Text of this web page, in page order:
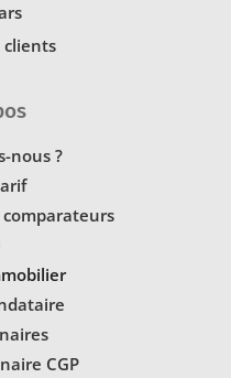
clients
nous ?
CGP